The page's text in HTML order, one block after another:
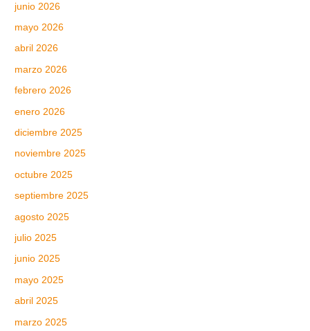
junio 2026
mayo 2026
abril 2026
marzo 2026
febrero 2026
enero 2026
diciembre 2025
noviembre 2025
octubre 2025
septiembre 2025
agosto 2025
julio 2025
junio 2025
mayo 2025
abril 2025
marzo 2025